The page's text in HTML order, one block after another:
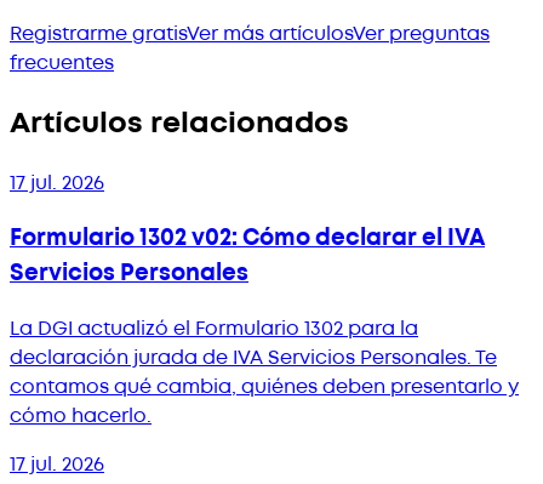
Registrarme gratisVer más artículosVer preguntas
frecuentes
Artículos relacionados
17 jul. 2026
Formulario 1302 v02: Cómo declarar el IVA
Servicios Personales
La DGI actualizó el Formulario 1302 para la
declaración jurada de IVA Servicios Personales. Te
contamos qué cambia, quiénes deben presentarlo y
cómo hacerlo.
17 jul. 2026